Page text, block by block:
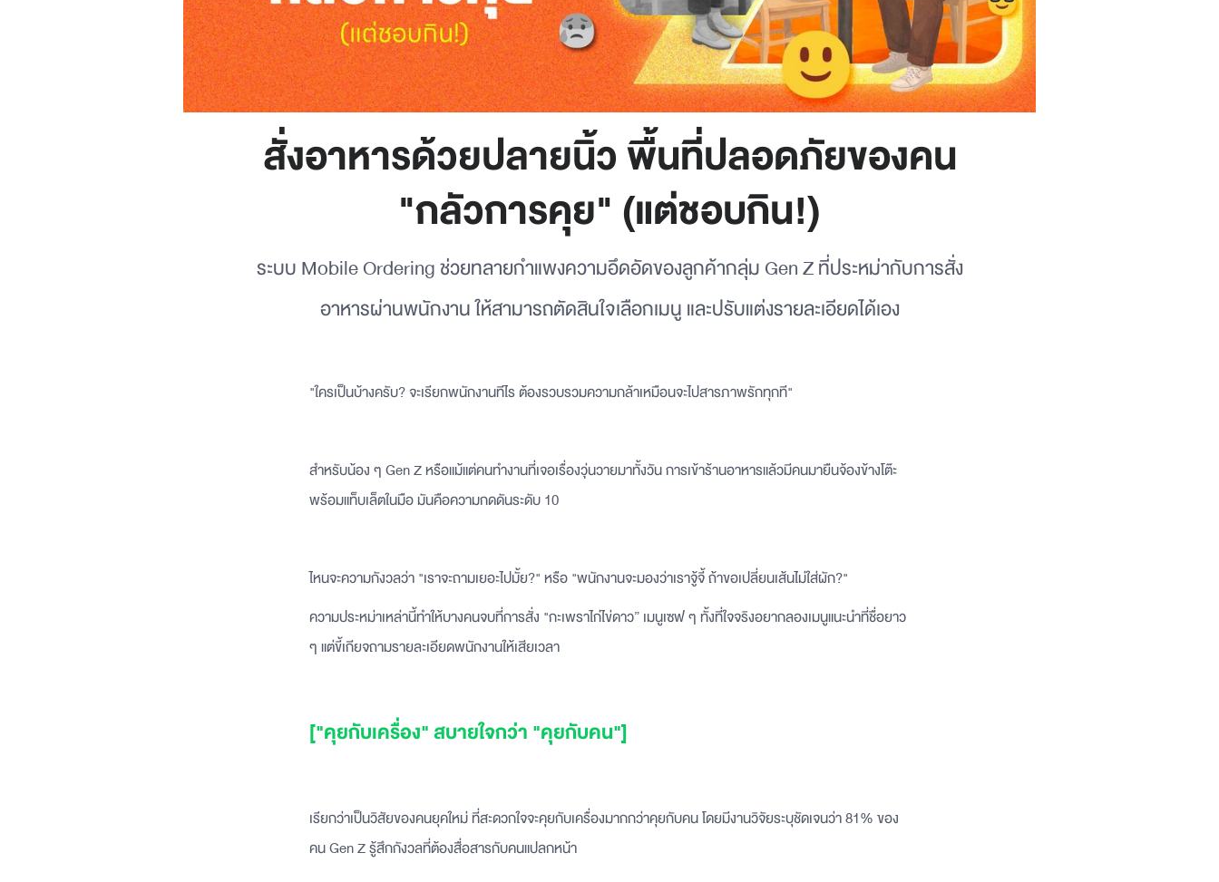
สั่งอาหารด้วยปลายนิ้ว พื้นที่ปลอดภัยของคน
"กลัวการคุย" (แต่ชอบกิน!)
ระบบ Mobile Ordering ช่วยทลายกำแพงความอึดอัดของลูกค้ากลุ่ม Gen Z ที่ประหม่ากับการสั่ง
อาหารผ่านพนักงาน ให้สามารถตัดสินใจเลือกเมนู และปรับแต่งรายละเอียดได้เอง
"ใครเป็นบ้างครับ? จะเรียกพนักงานทีไร ต้องรวบรวมความกล้าเหมือนจะไปสารภาพรักทุกที"
สำหรับน้อง ๆ Gen Z หรือแม้แต่คนทำงานที่เจอเรื่องวุ่นวายมาทั้งวัน การเข้าร้านอาหารแล้วมีคนมายืนจ้องข้างโต๊ะ
พร้อมแท็บเล็ตในมือ มันคือความกดดันระดับ 10
ไหนจะความกังวลว่า "เราจะถามเยอะไปมั้ย?" หรือ "พนักงานจะมองว่าเราจู้จี้ ถ้าขอเปลี่ยนเส้นไม่ใส่ผัก?"
ความประหม่าเหล่านี้ทำให้บางคนจบที่การสั่ง "กะเพราไก่ไข่ดาว” เมนูเซฟ ๆ ทั้งที่ใจจริงอยากลองเมนูแนะนำที่ชื่อยาว
ๆ แต่ขี้เกียจถามรายละเอียดพนักงานให้เสียเวลา
["คุยกับเครื่อง" สบายใจกว่า "คุยกับคน"]
เรียกว่าเป็นวิสัยของคนยุคใหม่ ที่สะดวกใจจะคุยกับเครื่องมากกว่าคุยกับคน โดยมีงานวิจัยระบุชัดเจนว่า 81% ของ
คน Gen Z รู้สึกกังวลที่ต้องสื่อสารกับคนแปลกหน้า